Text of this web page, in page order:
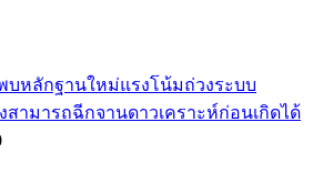
บหลักฐานใหม่แรงโน้มถ่วงระบบ
สามารถฉีกจานดาวเคราะห์ก่อนเกิดได้